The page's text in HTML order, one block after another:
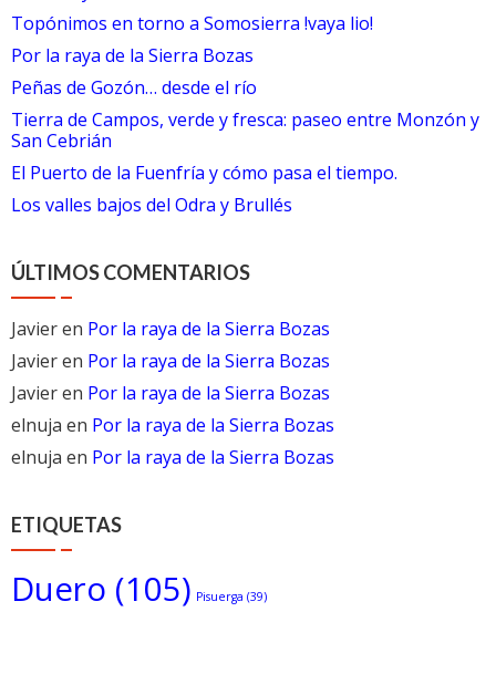
Topónimos en torno a Somosierra !vaya lio!
Por la raya de la Sierra Bozas
Peñas de Gozón… desde el río
Tierra de Campos, verde y fresca: paseo entre Monzón y
San Cebrián
El Puerto de la Fuenfría y cómo pasa el tiempo.
Los valles bajos del Odra y Brullés
ÚLTIMOS COMENTARIOS
Javieren Por la raya de la Sierra Bozas
Javieren Por la raya de la Sierra Bozas
Javieren Por la raya de la Sierra Bozas
elnuja en Por la raya de la Sierra Bozas
elnuja en Por la raya de la Sierra Bozas
ETIQUETAS
Duero (105) Pisuerga (39)